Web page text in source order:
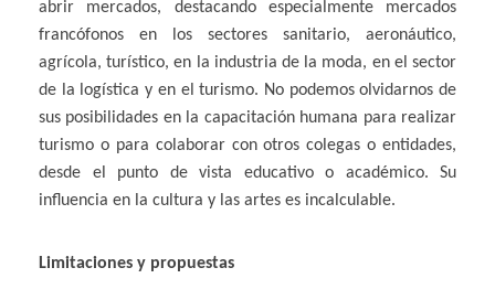
abrir mercados, destacando especialmente mercados
francófonos en los sectores sanitario, aeronáutico,
agrícola, turístico, en la industria de la moda, en el sector
de la logística y en el turismo. No podemos olvidarnos de
sus posibilidades en la capacitación humana para realizar
turismo o para colaborar con otros colegas o entidades,
desde el punto de vista educativo o académico. Su
influencia en la cultura y las artes es incalculable.
Limitaciones y propuestas